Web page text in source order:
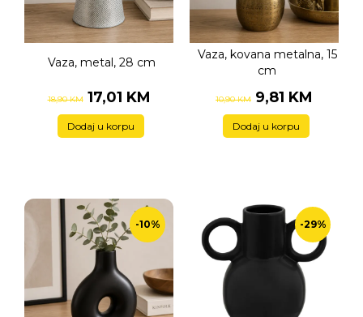
Vaza, metal, 28 cm
18,90 KM 17,01 KM
Dodaj u korpu
Vaza, kovana metalna, 15
cm
10,90 KM 9,81 KM
Dodaj u korpu
-10% -29%